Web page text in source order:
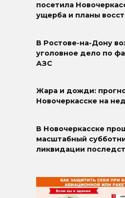
посетила
ущерба и планы
В Ростове-на-Дону
уголовное дело по
АЗС
Жара и дожди:
Новочеркасске на
В Новочеркасске
масштабный
ликвидации